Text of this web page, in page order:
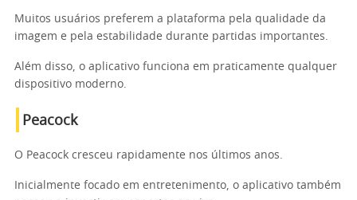
Muitos usuários preferem a plataforma pela qualidade da
imagem e pela estabilidade durante partidas importantes.
Além disso, o aplicativo funciona em praticamente qualquer
dispositivo moderno.
Peacock
O Peacock cresceu rapidamente nos últimos anos.
Inicialmente focado em entretenimento, o aplicativo também